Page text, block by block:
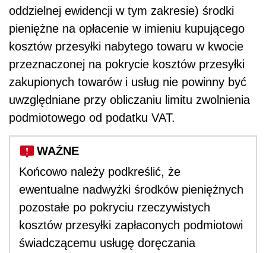
oddzielnej ewidencji w tym zakresie) środki
pieniężne na opłacenie w imieniu kupującego
kosztów przesyłki nabytego towaru w kwocie
przeznaczonej na pokrycie kosztów przesyłki
zakupionych towarów i usług nie powinny być
uwzględniane przy obliczaniu limitu zwolnienia
podmiotowego od podatku VAT.
WAŻNE
Końcowo należy podkreślić, że
ewentualne nadwyżki środków pieniężnych
pozostałe po pokryciu rzeczywistych
kosztów przesyłki zapłaconych podmiotowi
świadczącemu usługę doręczania